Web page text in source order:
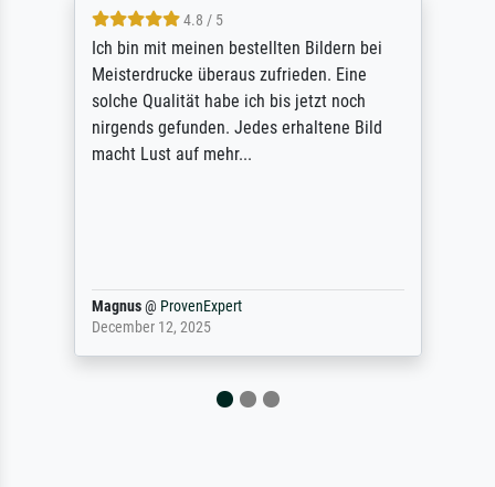
4.8 / 5
Ich bin mit meinen bestellten Bildern bei
Meisterdrucke überaus zufrieden. Eine
solche Qualität habe ich bis jetzt noch
nirgends gefunden. Jedes erhaltene Bild
macht Lust auf mehr...
Magnus@ ProvenExpert
December 12, 2025